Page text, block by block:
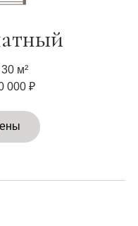
м²
000 ₽